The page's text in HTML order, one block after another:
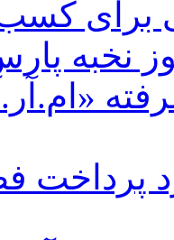
کسب
نخبه
پرداخت